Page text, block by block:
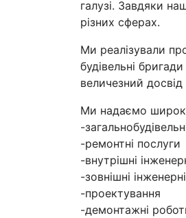
галузі. Завдяки
різних сферах.
Ми реалізували
будівельні
величезний досвід
Ми надаємо
-
-ремонтні послуги
-внутрішні
-зовнішні
-проектування
-демонтажні